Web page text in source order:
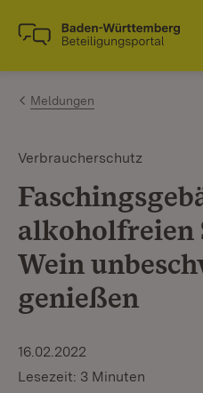
Zum Inhalt springen
Link zur Startseite
Meldungen
Verbraucherschutz
alkoholfreien
Wein
genießen
16.02.2022
Lesezeit: 3 Minuten